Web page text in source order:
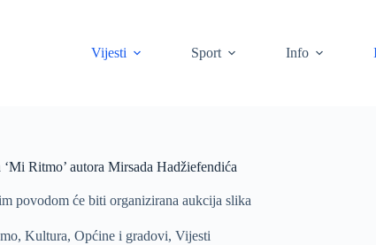
Vijesti
Sport Info
Ritmo’ autora Mirsada Hadžiefendića
povodom će biti organizirana aukcija slika
, Kultura, Općine i gradovi, Vijesti